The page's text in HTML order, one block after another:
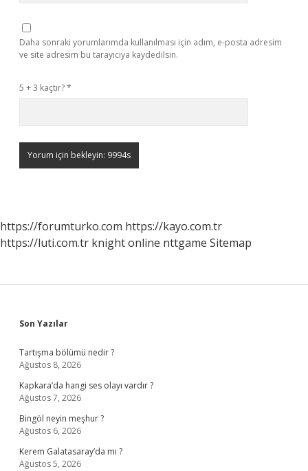
Daha sonraki yorumlarımda kullanılması için adım, e-posta adresim
ve site adresim bu tarayıcıya kaydedilsin.
5 + 3 kaçtır?*
https://forumturko.com https://kayo.com.tr
https://luti.com.tr knight online nttgame Sitemap
Sidebar
Son Yazılar
Tartışma bölümü nedir ?
Ağustos 8, 2026
Kapkara’da hangi ses olayı vardır ?
Ağustos 7, 2026
Bingöl neyin meşhur ?
Ağustos 6, 2026
Kerem Galatasaray’da mı ?
Ağustos 5, 2026